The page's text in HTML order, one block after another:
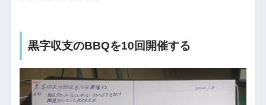
黒字収支のBBQを10回開催する